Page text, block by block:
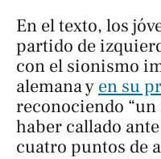
En el texto, los
partido de
con el sionismo
alemana y en su
reconociendo
haber callado
cuatro puntos de